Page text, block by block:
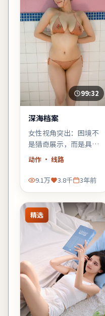
99:32
深海档案
女性视角突出：困境不
是猎奇展示，而是具体
而微的生存策略；结尾
动作· 线路
9.1万 3.8千 3年前
精选